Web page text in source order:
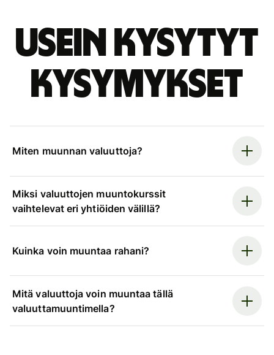
Usein kysytyt
kysymykset
Miten muunnan valuuttoja?
Miksi valuuttojen muuntokurssit
vaihtelevat eri yhtiöiden välillä?
Kuinka voin muuntaa rahani?
Mitä valuuttoja voin muuntaa tällä
valuuttamuuntimella?